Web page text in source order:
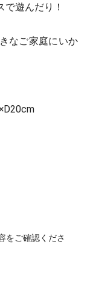
遊んだり！
なご家庭にいか
をご確認くださ